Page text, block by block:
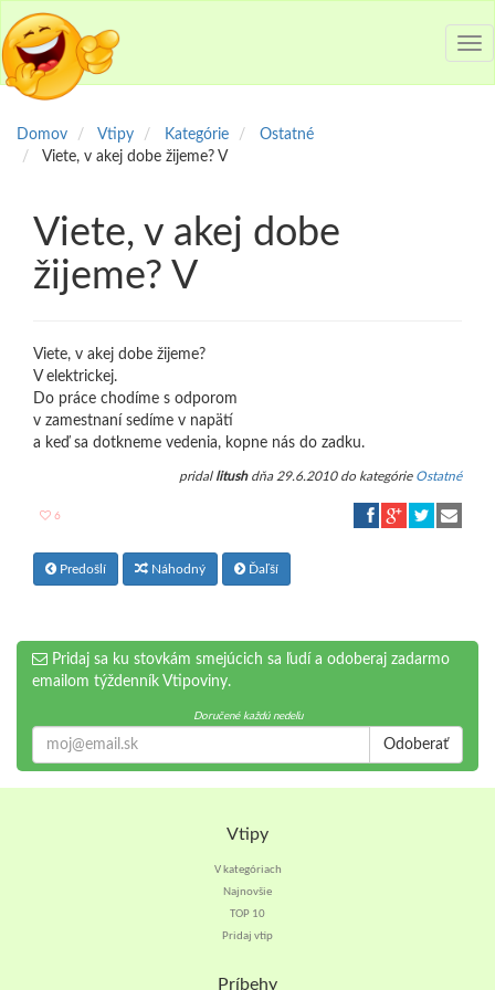
Domov Vtipy Kategórie
Ostatné
Viete, v akej dobe žijeme? V
Viete, v akej dobe
žijeme? V
Viete, v akej dobe žijeme?
V elektrickej.
Do práce chodíme s odporom
v zamestnaní sedíme v napätí
a keď sa dotkneme vedenia, kopne nás do zadku.
pridal litushdňa 29.6.2010 do kategórie Ostatné
6
Predošlí Náhodný Ďaľší
Pridaj sa ku stovkám smejúcich sa ľudí a odoberaj zadarmo
emailom týždenník Vtipoviny.
Doručené každú nedeľu
Odoberať
Vtipy
V kategóriach
Najnovšie
TOP 10
Pridaj vtip
Príbehy